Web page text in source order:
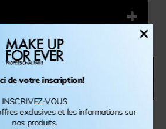
×
de votre inscription!
INSCRIVEZ-VOUS
exclusives et les informations sur
nos produits.
AUSSI